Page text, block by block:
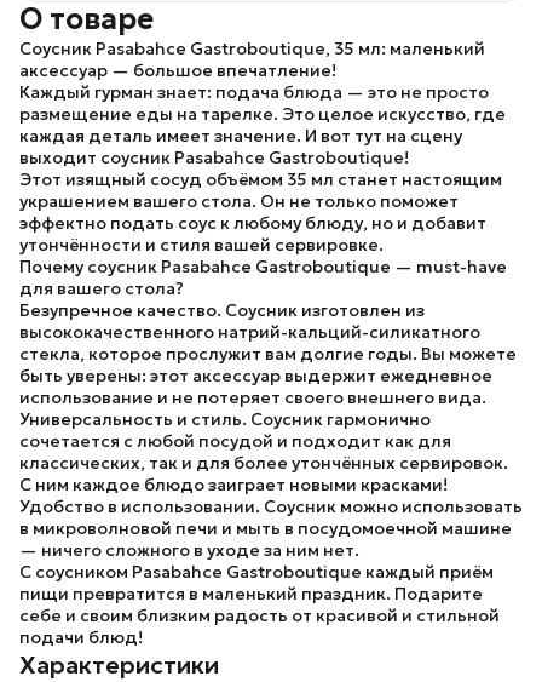
О товаре
Соусник Pasabahce Gastroboutique, 35 мл: маленький
аксессуар — большое впечатление!
Каждый гурман знает: подача блюда — это не просто
размещение еды на тарелке. Это целое искусство, где
каждая деталь имеет значение. И вот тут на сцену
выходит соусник Pasabahce Gastroboutique!
Этот изящный сосуд объёмом 35 мл станет настоящим
украшением вашего стола. Он не только поможет
эффектно подать соус к любому блюду, но и добавит
утончённости и стиля вашей сервировке.
Почему соусник Pasabahce Gastroboutique — must-have
для вашего стола?
Безупречное качество. Соусник изготовлен из
высококачественного натрий-кальций-силикатного
стекла, которое прослужит вам долгие годы. Вы можете
быть уверены: этот аксессуар выдержит ежедневное
использование и не потеряет своего внешнего вида.
Универсальность и стиль. Соусник гармонично
сочетается с любой посудой и подходит как для
классических, так и для более утончённых сервировок.
С ним каждое блюдо заиграет новыми красками!
Удобство в использовании. Соусник можно использовать
в микроволновой печи и мыть в посудомоечной машине
— ничего сложного в уходе за ним нет.
С соусником Pasabahce Gastroboutique каждый приём
пищи превратится в маленький праздник. Подарите
себе и своим близким радость от красивой и стильной
подачи блюд!
Характеристики